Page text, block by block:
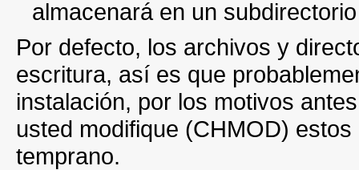
almacenará en un
Por defecto, los archivos y
escritura, así es que
instalación, por los motivos
usted modifique (CHMOD)
temprano.